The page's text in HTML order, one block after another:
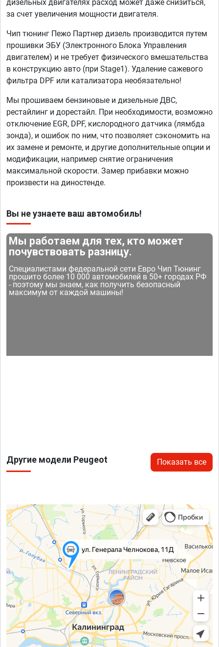
дизельных двигателях расход может даже снизиться,
за счет увеличения мощности двигателя.
Чип тюнинг Пежо Партнер дизель производится путем
прошивки ЭБУ (Электронного Блока Управления
двигателем) и не требует физического вмешательства
в конструкцию авто (при Stage1). Удаление сажевого
фильтра DPF или катализатора необязательно!
Мы прошиваем бензиновые и дизельные ДВС,
рестайлинг и дорестайл. При необходимости, возможно
отключение EGR, DPF, кислородного датчика (лямбда
зонда), и ошибок по ним, что позволяет сэкономить на
их замене и ремонте, и другие дополнительные опции и
модификации, например снятие ограничения
максимальной скорости. Замер прибавки можно
произвести на диностенде.
Вы не узнаете ваш автомобиль!
Мы работаем для тех, кто может
почувствовать разницу.
Специалистами федеральной сети Евро Чип Тюнинг
прошито более 10 000 автомобилей в 50+ городах РФ
- поэтому мы знаем, как получить безопасный
максимум от каждой машины!
Другие модели Peugeot Показать все